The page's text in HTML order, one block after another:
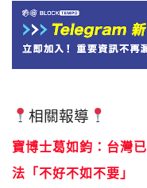
相關報導
寶博士葛如鈞：台灣
法「不好不如不要」